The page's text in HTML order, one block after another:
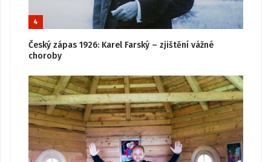
4
Český zápas 1926: Karel Farský – zjištění vážné
choroby